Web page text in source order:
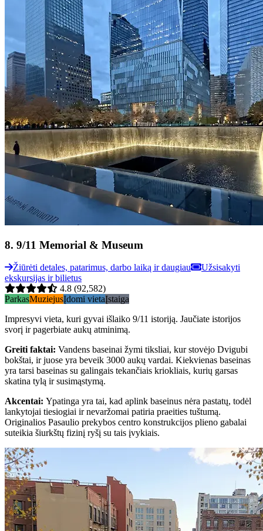
8. 9/11 Memorial & Museum
Žiūrėti detales, patarimus, darbo laiką ir daugiau
Užsisakyti
ekskursijas ir bilietus
4.8 (92,582)
ParkasMuziejusĮdomi vietaĮstaiga
Impresyvi vieta, kuri gyvai išlaiko 9/11 istoriją. Jaučiate istorijos
svorį ir pagerbiate aukų atminimą.
Greiti faktai: Vandens baseinai žymi tiksliai, kur stovėjo Dvigubi
bokštai, ir juose yra beveik 3000 aukų vardai. Kiekvienas baseinas
yra tarsi baseinas su galingais tekančiais kriokliais, kurių garsas
skatina tylą ir susimąstymą.
Akcentai: Ypatinga yra tai, kad aplink baseinus nėra pastatų, todėl
lankytojai tiesiogiai ir nevaržomai patiria praeities tuštumą.
Originalios Pasaulio prekybos centro konstrukcijos plieno gabalai
suteikia šiurkštų fizinį ryšį su tais įvykiais.